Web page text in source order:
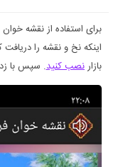
برای استفاده از نقشه
اینکه نخ و نقشه را
بازارنصب کنید. سپس با